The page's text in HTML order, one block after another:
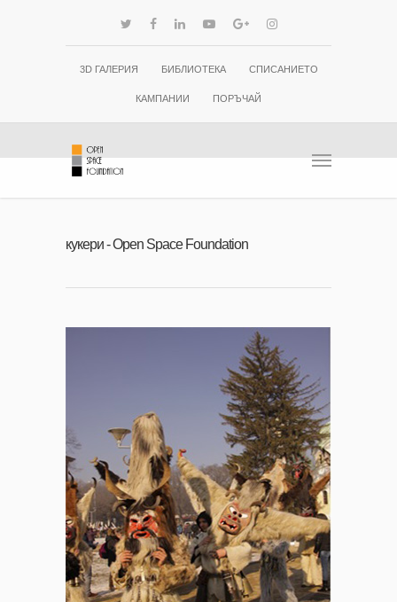
3D ГАЛЕРИЯ БИБЛИОТЕКА СПИСАНИЕТО
КАМПАНИИ ПОРЪЧАЙ
кукери - Open Space Foundation